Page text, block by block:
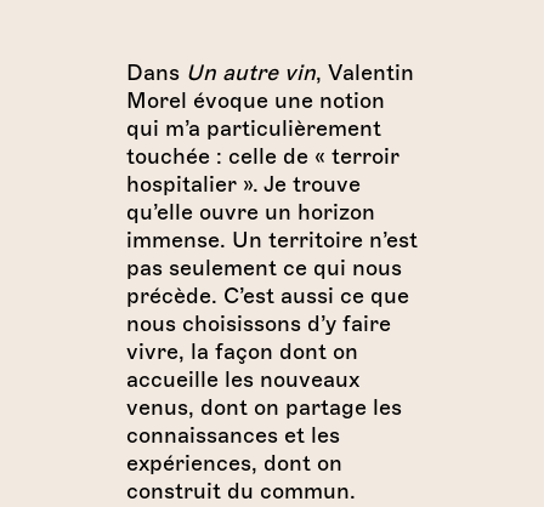
Dans Un autre vin, Valentin
Morel évoque une notion
qui m’a particulièrement
touchée : celle de « terroir
hospitalier ». Je trouve
qu’elle ouvre un horizon
immense. Un territoire n’est
pas seulement ce qui nous
précède. C’est aussi ce que
nous choisissons d’y faire
vivre, la façon dont on
accueille les nouveaux
venus, dont on partage les
connaissances et les
expériences, dont on
construit du commun.